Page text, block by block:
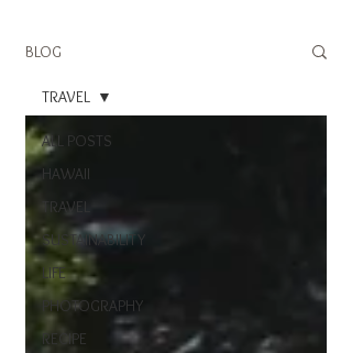
BLOG
ALL POSTS
HAWAII
TRAVEL
SUSTAINABILITY
LIFE
PHOTOGRAPHY
RECIPE
TRAVEL